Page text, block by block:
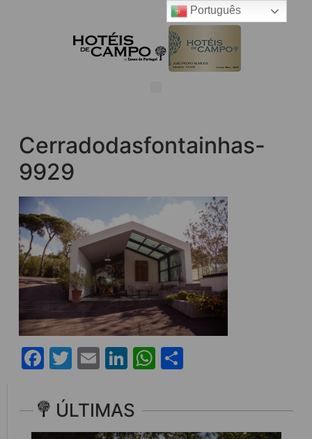
Cerradodasfontainhas-
9929
Facebook
Twitter
EmailLinkedIn
WhatsApp
ÚLTIMAS
Português